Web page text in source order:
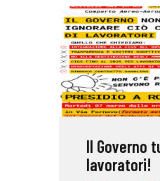
Il Governo
lavoratori!